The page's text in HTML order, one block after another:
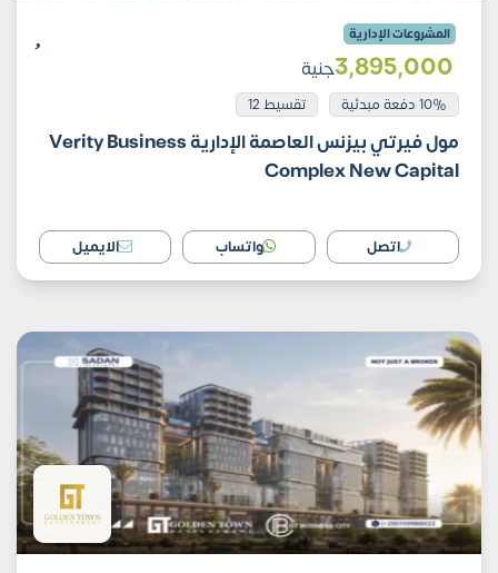
المشروعات الإدارية
3٬895٬000جنية
10% دفعة مبدئية تقسيط 12
مول فيرتي بيزنس العاصمة الإدارية Verity Business
Complex New Capital
اتصل واتساب الايميل